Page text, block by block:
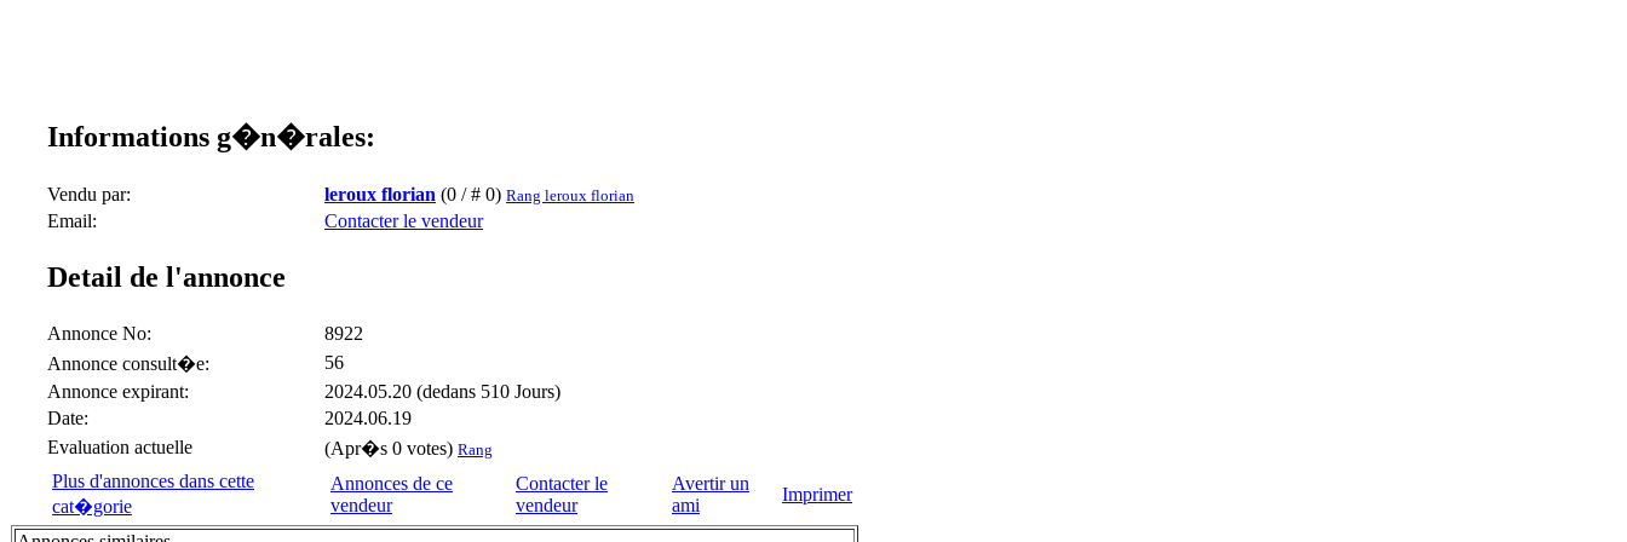
Informations g�n�rales:
Vendu par: leroux florian (0 / # 0) Rang leroux florian
Email: Contacter le vendeur
Detail de l'annonce
Annonce No:
8922
Annonce consult�e:
56
Annonce expirant:
2024.05.20 (dedans 510 Jours)
Date:
2024.06.19
Evaluation actuelle
(Apr�s 0 votes) Rang
Plus d'annonces dans cette
cat�gorie
Annonces de ce
vendeur
Contacter le
vendeur
Avertir un
ami
Imprimer